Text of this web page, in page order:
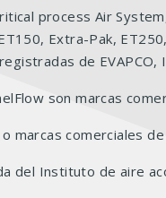
process Air
Extra-Pak,
de EVAPCO,
son marcas
marcas comerciales
del Instituto de aire